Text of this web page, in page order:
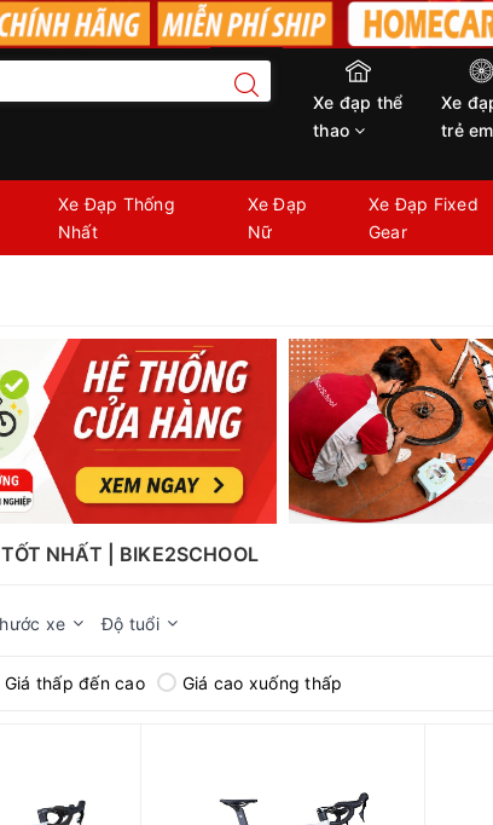
Xe đạp thể
thao
Xe
trẻ em
Xe Đạp Thống
Nhất
Xe Đạp
Nữ
Xe Đạp Fixed
Gear
NHẤT | BIKE2SCHOOL
xe Độ tuổi
Giá thấp đến cao Giá cao xuống thấp